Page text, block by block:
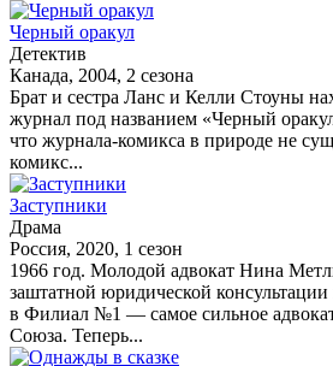
Черный оракул
Детектив
Канада, 2004, 2 сезона
Брат и сестра Ланс и Келли Стоуны
журнал под названием «Черный
что журнала-комикса в природе не
комикс...
Заступники
Драма
Россия, 2020, 1 сезон
1966 год. Молодой адвокат Нина
заштатной юридической
в Филиал №1 — самое сильное
Союза. Теперь...